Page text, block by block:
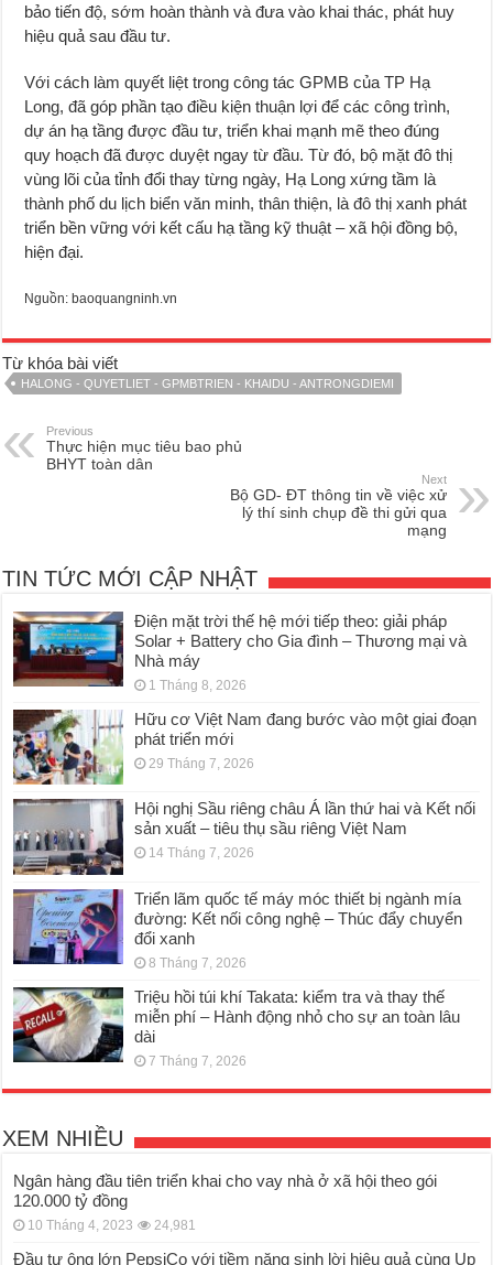
bảo tiến độ, sớm hoàn thành và đưa vào khai thác, phát huy
hiệu quả sau đầu tư.
Với cách làm quyết liệt trong công tác GPMB của TP Hạ
Long, đã góp phần tạo điều kiện thuận lợi để các công trình,
dự án hạ tầng được đầu tư, triển khai mạnh mẽ theo đúng
quy hoạch đã được duyệt ngay từ đầu. Từ đó, bộ mặt đô thị
vùng lõi của tỉnh đổi thay từng ngày, Hạ Long xứng tầm là
thành phố du lịch biển văn minh, thân thiện, là đô thị xanh phát
triển bền vững với kết cấu hạ tầng kỹ thuật – xã hội đồng bộ,
hiện đại.
Nguồn: baoquangninh.vn
Từ khóa bài viết
HALONG - QUYETLIET - GPMBTRIEN - KHAIDU - ANTRONGDIEMI
Previous
Thực hiện mục tiêu bao phủ
BHYT toàn dân
Next
Bộ GD- ĐT thông tin về việc xử
lý thí sinh chụp đề thi gửi qua
mạng
TIN TỨC MỚI CẬP NHẬT
Điện mặt trời thế hệ mới tiếp theo: giải pháp
Solar + Battery cho Gia đình – Thương mại và
Nhà máy
1 Tháng 8, 2026
Hữu cơ Việt Nam đang bước vào một giai đoạn
phát triển mới
29 Tháng 7, 2026
Hội nghị Sầu riêng châu Á lần thứ hai và Kết nối
sản xuất – tiêu thụ sầu riêng Việt Nam
14 Tháng 7, 2026
Triển lãm quốc tế máy móc thiết bị ngành mía
đường: Kết nối công nghệ – Thúc đẩy chuyển
đổi xanh
8 Tháng 7, 2026
Triệu hồi túi khí Takata: kiểm tra và thay thế
miễn phí – Hành động nhỏ cho sự an toàn lâu
dài
7 Tháng 7, 2026
XEM NHIỀU
Ngân hàng đầu tiên triển khai cho vay nhà ở xã hội theo gói
120.000 tỷ đồng
10 Tháng 4, 2023 24,981
Đầu tư ông lớn PepsiCo với tiềm năng sinh lời hiệu quả cùng Up